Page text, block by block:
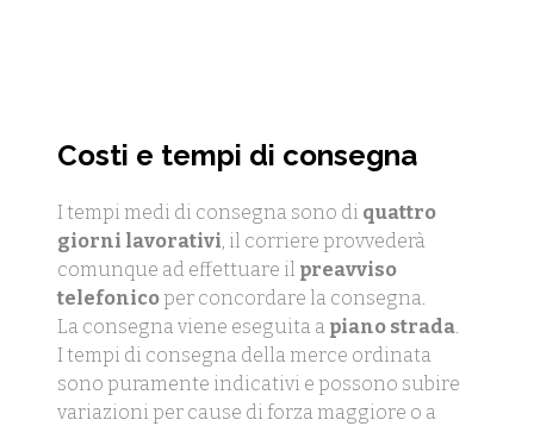
Costi e tempi di consegna
I tempi medi di consegna sono di quattro
giorni lavorativi, il corriere provvederà
comunque ad effettuare il preavviso
telefonicoper concordare la consegna.
La consegna viene eseguita a piano strada.
I tempi di consegna della merce ordinata
sono puramente indicativi e possono subire
variazioni per cause di forza maggiore o a